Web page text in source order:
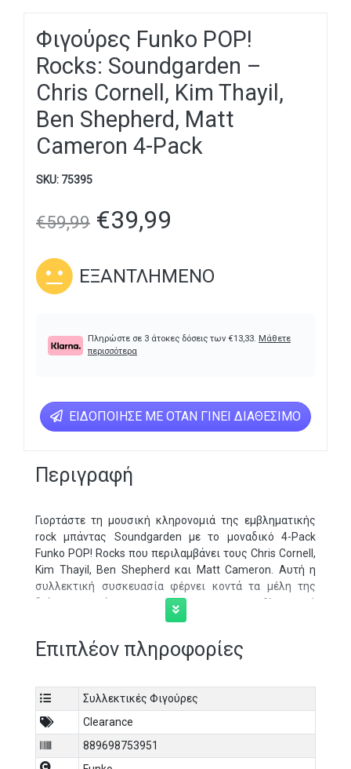
Φιγούρες Funko POP!
Rocks: Soundgarden –
Chris Cornell, Kim Thayil,
Ben Shepherd, Matt
Cameron 4-Pack
SKU: 75395
€59,99 €39,99
ΕΞΑΝΤΛΗΜΈΝΟ
Πληρώστε σε 3 άτοκες δόσεις των €13,33. Μάθετε
περισσότερα
ΕΙΔΟΠΟΊΗΣΕ ΜΕ ΌΤΑΝ ΓΊΝΕΙ ΔΙΑΘΈΣΙΜΟ
Περιγραφή
Γιορτάστε τη μουσική κληρονομιά της εμβληματικής
rock μπάντας Soundgarden με το μοναδικό 4-Pack
Funko POP! Rocks που περιλαμβάνει τους Chris Cornell,
Kim Thayil, Ben Shepherd και Matt Cameron. Αυτή η
συλλεκτική συσκευασία φέρνει κοντά τα μέλη της
διάσημης μπάντας, αποτυπώνοντας την εμβληματική
τους παρουσία και το χαρακτήρα τους με μοναδικές
Υψηλής ποιότητας βινύλιο Ύψος Φιγούρας: Περίπου 10
Η φιγούρα αναπαριστά τον εμβληματικό τραγουδιστή
Chris Cornell με το χαρακτηριστικό του στυλ,
αποδίδοντας την ένταση και την ενέργεια της φωνής
του. Η φιγούρα τονίζει τα χαρακτηριστικά του Chris,
όπως η χαρακτηριστική του στάση και τα
Επιπλέον πληροφορίες
Συλλεκτικές Φιγούρες
Clearance
889698753951